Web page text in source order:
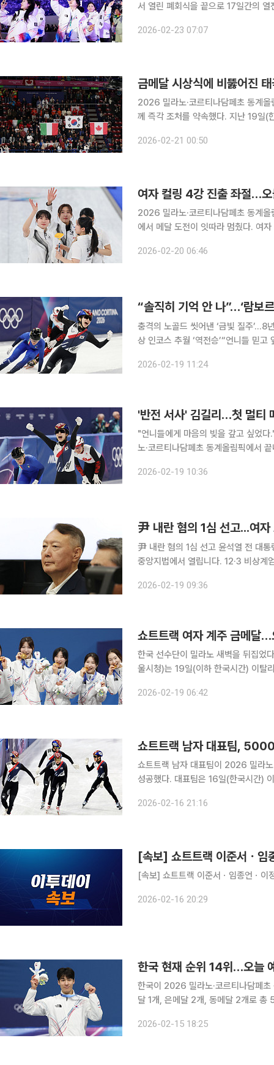
서 열린 폐회식을 끝으로 17일간의
다. 대한민국은 선수 71명 등 130명
2026-02-23 07:07
2026 밀라노·코르티나담페초 동계
께 즉각 조처를 약속했다. 지난 19일(한국시간) 이탈리아 밀라노 아이스스케이팅 아레나에서 열린
다. 기쁜 순간이었지만 김빠지는 상
2026-02-21 00:50
여자 컬링 4강 진출 좌절…
2026 밀라노·코르티나담페초 동계
에서 메달 도전이 잇따라 멈췄다. 여
다. 여자 컬링 대표팀은 20일 이탈
2026-02-20 06:46
충격의 노골드 씻어낸 ‘금빛 질주’…8
상 인코스 추월 ‘역전승’“언니들 믿고 앞만 보고
2026-02-19 11:24
'반전 서사' 김길리…첫 멀티
"언니들에게 마음의 빚을 갚고 싶었
노·코르티나담페초 동계올림픽에서 끝내 약속을 지켰다. 김길리
으며 한국 선수단의 첫 멀티 메달리스
2026-02-19 10:36
尹 내란 혐의 1심 선고 윤석열 전 대통령의 내란 우두머리 혐의 사건 1심 선고가 19일 오후 3시 서울
중앙지법에서 열립니다. 12·3 비상
기소된 것은 헌정사상 처음이었습니
2026-02-19 09:36
쇼트트랙 여자 계주 금메
한국 선수단이 밀라노 새벽을 뒤집었다. 최민정·김길리(이상 성남시청)·노도희(화성시청)·심석
울시청)는 19일(이하 한국시간) 이탈
2026-02-19 06:42
쇼트트랙 남자 대표팀이 2026 밀라
성공했다. 대표팀은 16일(한국시간) 이탈리아 밀라노 아이스스케이팅 아레나에서 열린 남자
임종언(고양시청), 신동민(화성시청),
2026-02-16 21:16
[속보] 쇼트트랙 이준서ㆍ임종언ㆍ
2026-02-16 20:29
한국 현재 순위 14위…오늘
한국이 2026 밀라노·코르티나담페
달 1개, 은메달 2개, 동메달 2개로 총
날 쇼트트랙 여자 3000ｍ 계주에서
2026-02-15 18:25